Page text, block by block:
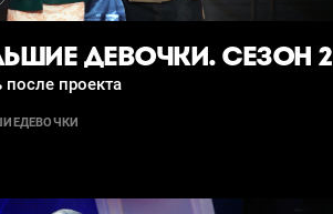
ДЕВОЧКИ. СЕЗОН 2
проекта